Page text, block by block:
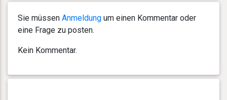
Sie müssen Anmeldung um einen Kommentar oder
eine Frage zu posten.
Kein Kommentar.